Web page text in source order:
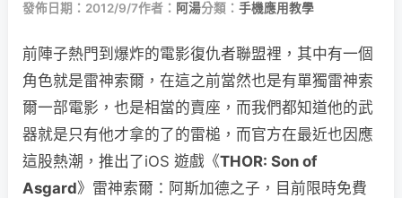
發佈日期：2012/9/7作者： 阿湯分類： 手機應用教學
前陣子熱門到爆炸的電影復仇者聯盟裡，其中有一個
角色就是雷神索爾，在這之前當然也是有單獨雷神索
爾一部電影，也是相當的賣座，而我們都知道他的武
器就是只有他才拿的了的雷槌，而官方在最近也因應
這股熱潮，推出了iOS 遊戲《THOR: Son of
Asgard》雷神索爾：阿斯加德之子，目前限時免費